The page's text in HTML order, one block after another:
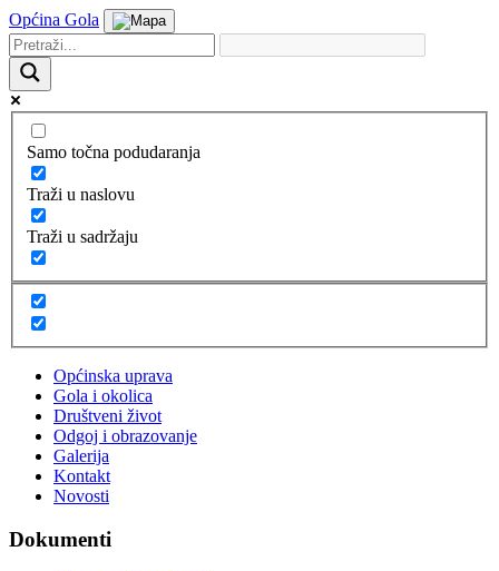
Općina Gola
Samo točna podudaranja
Traži u naslovu
Traži u sadržaju
Općinska uprava
Gola i okolica
Društveni život
Odgoj i obrazovanje
Galerija
Kontakt
Novosti
Dokumenti